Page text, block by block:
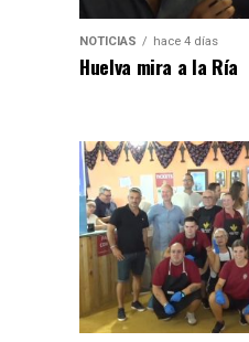
NOTICIAS hace 4 días
Huelva mira a la Ría